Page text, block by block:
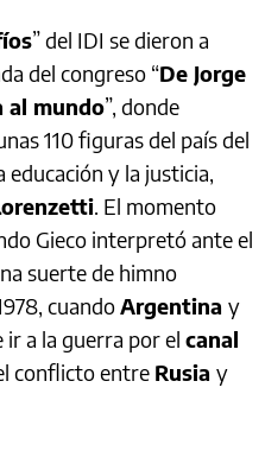
” del IDI se dieron a
del congreso “De Jorge
al mundo”, donde
110 figuras del país del
y la justicia,
. El momento
Gieco interpretó ante el
suerte de himno
cuandoArgentina y
a la guerra por el canal
conflicto entre Rusia y